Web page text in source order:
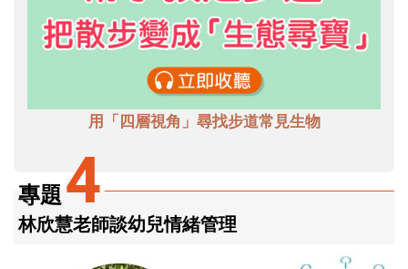
用「四層視角」尋找步道常見生物
專題4
林欣慧老師談幼兒情緒管理